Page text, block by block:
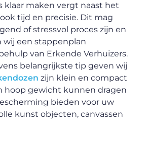
klaar maken vergt naast het
tijd en precisie. Dit mag
of stressvol proces zijn en
wij een stappenplan
van Erkende Verhuizers.
belangrijkste tip geven wij
zijn klein en compact
hoop gewicht kunnen dragen
bieden voor uw
kunst objecten, canvassen